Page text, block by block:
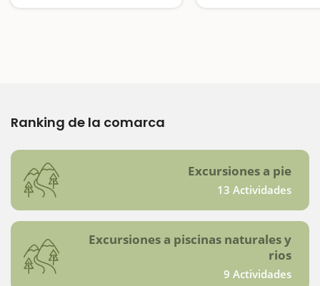
Ranking de la comarca
Excursiones a pie
13 Actividades
Excursiones a piscinas naturales y
rios
9 Actividades